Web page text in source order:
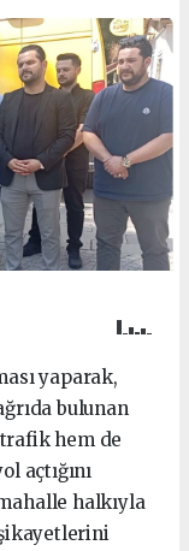
yaparak,
bulunan
hem de
açtığını
halkıyla